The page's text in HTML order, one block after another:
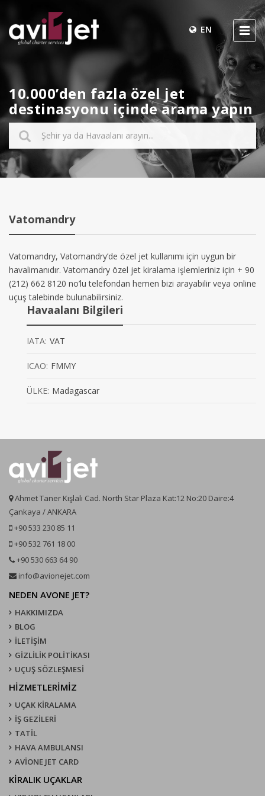
EN
10.000’den fazla özel jet
destinasyonu içinde arama yapın
Vatomandry
Vatomandry, Vatomandry’de özel jet kullanımı için uygun bir
havalimanıdır. Vatomandry özel jet kiralama işlemleriniz için + 90
(212) 662 8120 no’lu telefondan hemen bizi arayabilir veya online
uçuş talebinde bulunabilirsiniz.
Havaalanı Bilgileri
IATA: VAT
ICAO: FMMY
ÜLKE: Madagascar
Ahmet Taner Kışlalı Cad. North Star Plaza Kat:12 No:20 Daire:4
Çankaya / ANKARA
+90 533 230 85 11
+90 532 761 18 00
+90 530 663 64 90
info@avionejet.com
NEDEN AVONE JET?
HAKKIMIZDA
BLOG
İLETİŞİM
GİZLİLİK POLİTİKASI
UÇUŞ SÖZLEŞMESI
HİZMETLERİMİZ
UÇAK KIRALAMA
İŞ GEZİLERİ
TATİL
HAVA AMBULANSI
AVİONE JET CARD
KIRALIK UÇAKLAR